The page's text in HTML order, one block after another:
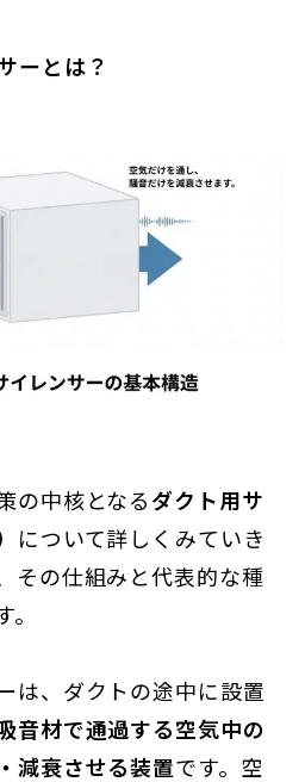
ーとは？
の中核となるダクト用サ
について詳しくみていき
その仕組みと代表的な種
は、ダクトの途中に設置
音材で通過する空気中の
減衰させる装置です。空